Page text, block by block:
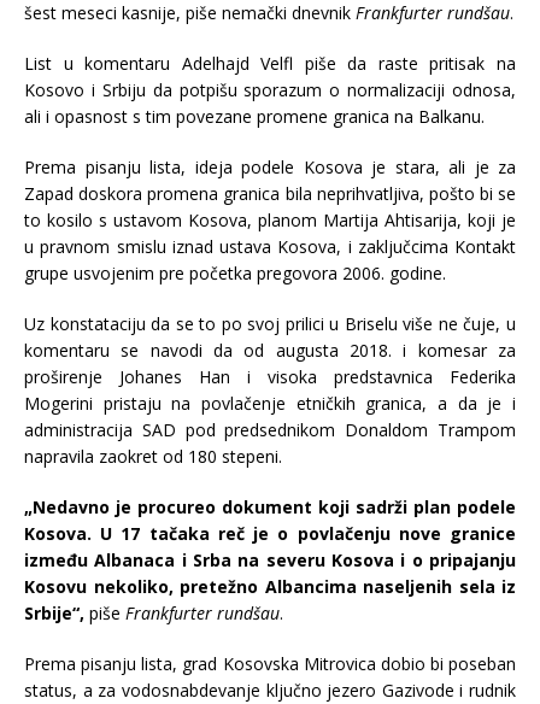
šest meseci kasnije, piše nemački dnevnik Frankfurter rundšau.
List u komentaru Adelhajd Velfl piše da raste pritisak na
Kosovo i Srbiju da potpišu sporazum o normalizaciji odnosa,
ali i opasnost s tim povezane promene granica na Balkanu.
Prema pisanju lista, ideja podele Kosova je stara, ali je za
Zapad doskora promena granica bila neprihvatljiva, pošto bi se
to kosilo s ustavom Kosova, planom Martija Ahtisarija, koji je
u pravnom smislu iznad ustava Kosova, i zaključcima Kontakt
grupe usvojenim pre početka pregovora 2006. godine.
Uz konstataciju da se to po svoj prilici u Briselu više ne čuje, u
komentaru se navodi da od augusta 2018. i komesar za
proširenje Johanes Han i visoka predstavnica Federika
Mogerini pristaju na povlačenje etničkih granica, a da je i
administracija SAD pod predsednikom Donaldom Trampom
napravila zaokret od 180 stepeni.
„Nedavno je procureo dokument koji sadrži plan podele
Kosova. U 17 tačaka reč je o povlačenju nove granice
između Albanaca i Srba na severu Kosova i o pripajanju
Kosovu nekoliko, pretežno Albancima naseljenih sela iz
Srbije“, piše Frankfurter rundšau.
Prema pisanju lista, grad Kosovska Mitrovica dobio bi poseban
status, a za vodosnabdevanje ključno jezero Gazivode i rudnik